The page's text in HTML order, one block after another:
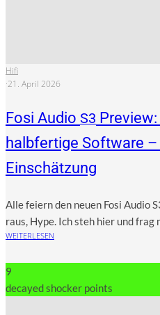
Hifi
·21. April 2026
Fosi Audio S3
halbfertige Software
Einschätzung
Alle fei­ern den neu­en Fosi Audio
raus, Hype. Ich steh hier und frag
WEITERLESEN
9
decayed shocker points